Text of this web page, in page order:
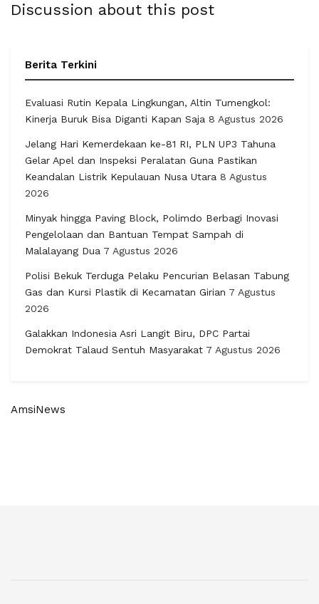
Discussion about this post
Berita Terkini
Evaluasi Rutin Kepala Lingkungan, Altin Tumengkol:
Kinerja Buruk Bisa Diganti Kapan Saja 8 Agustus 2026
Jelang Hari Kemerdekaan ke-81 RI, PLN UP3 Tahuna
Gelar Apel dan Inspeksi Peralatan Guna Pastikan
Keandalan Listrik Kepulauan Nusa Utara 8 Agustus
2026
Minyak hingga Paving Block, Polimdo Berbagi Inovasi
Pengelolaan dan Bantuan Tempat Sampah di
Malalayang Dua 7 Agustus 2026
Polisi Bekuk Terduga Pelaku Pencurian Belasan Tabung
Gas dan Kursi Plastik di Kecamatan Girian 7 Agustus
2026
Galakkan Indonesia Asri Langit Biru, DPC Partai
Demokrat Talaud Sentuh Masyarakat 7 Agustus 2026
AmsiNews